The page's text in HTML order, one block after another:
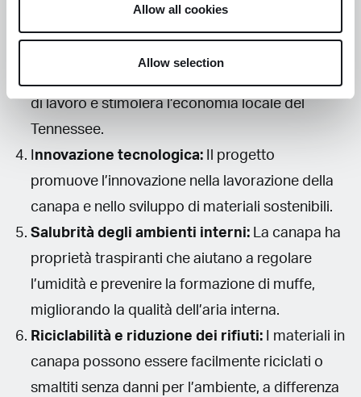
Allow all cookies
Allow selection
di lavoro e stimolerà l’economia locale del
Tennessee.
nnovazione tecnologica: Il progetto
promuove l’innovazione nella lavorazione della
canapa e nello sviluppo di materiali sostenibili.
Salubrità degli ambienti interni: La canapa ha
proprietà traspiranti che aiutano a regolare
l’umidità e prevenire la formazione di muffe,
migliorando la qualità dell’aria interna.
Riciclabilità e riduzione dei rifiuti: I materiali in
canapa possono essere facilmente riciclati o
smaltiti senza danni per l’ambiente, a differenza